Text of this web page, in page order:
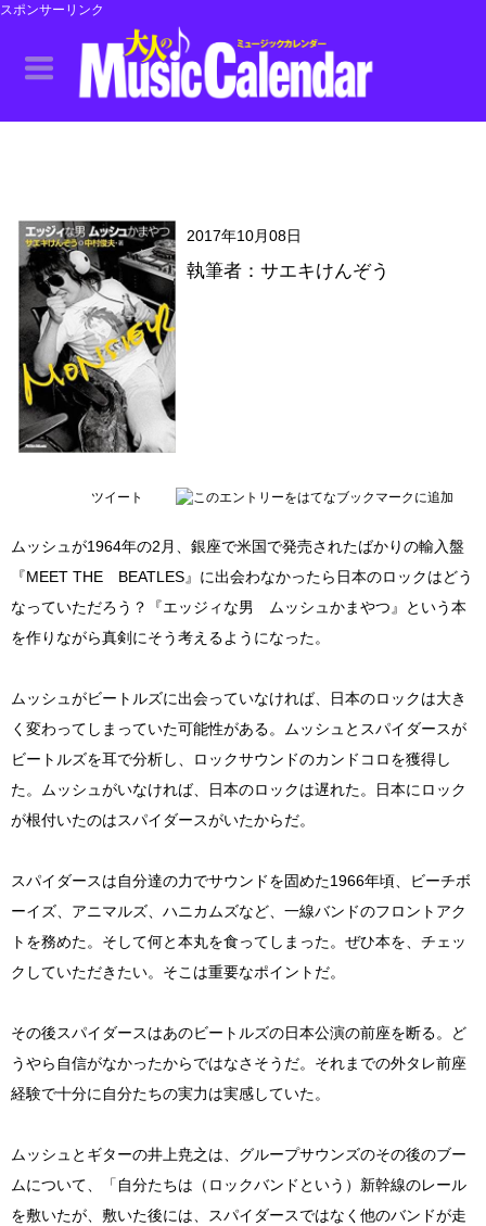
スポンサーリンク
2017年10月08日
執筆者：サエキけんぞう
ツイート
ムッシュが1964年の2月、銀座で米国で発売されたばかりの輸入盤
『MEET THE BEATLES』に出会わなかったら日本のロックはどう
なっていただろう？『エッジィな男 ムッシュかまやつ』という本
を作りながら真剣にそう考えるようになった。
ムッシュがビートルズに出会っていなければ、日本のロックは大き
く変わってしまっていた可能性がある。ムッシュとスパイダースが
ビートルズを耳で分析し、ロックサウンドのカンドコロを獲得し
た。ムッシュがいなければ、日本のロックは遅れた。日本にロック
が根付いたのはスパイダースがいたからだ。
スパイダースは自分達の力でサウンドを固めた1966年頃、ビーチボ
ーイズ、アニマルズ、ハニカムズなど、一線バンドのフロントアク
トを務めた。そして何と本丸を食ってしまった。ぜひ本を、チェッ
クしていただきたい。そこは重要なポイントだ。
その後スパイダースはあのビートルズの日本公演の前座を断る。ど
うやら自信がなかったからではなさそうだ。それまでの外タレ前座
経験で十分に自分たちの実力は実感していた。
ムッシュとギターの井上尭之は、グループサウンズのその後のブー
ムについて、「自分たちは（ロックバンドという）新幹線のレール
を敷いたが、敷いた後には、スパイダースではなく他のバンドが走